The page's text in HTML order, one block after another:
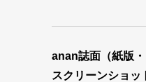
anan誌面（紙版
スクリーンショッ